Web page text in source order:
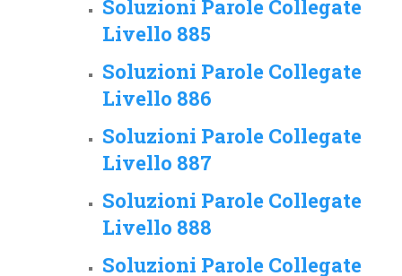
Soluzioni Parole Collegate
Livello 885
Soluzioni Parole Collegate
Livello 886
Soluzioni Parole Collegate
Livello 887
Soluzioni Parole Collegate
Livello 888
Soluzioni Parole Collegate